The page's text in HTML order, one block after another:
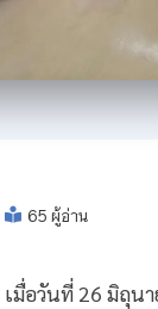
65 ผู้อ่าน
เมื่อวันที่ 26 มิถุน